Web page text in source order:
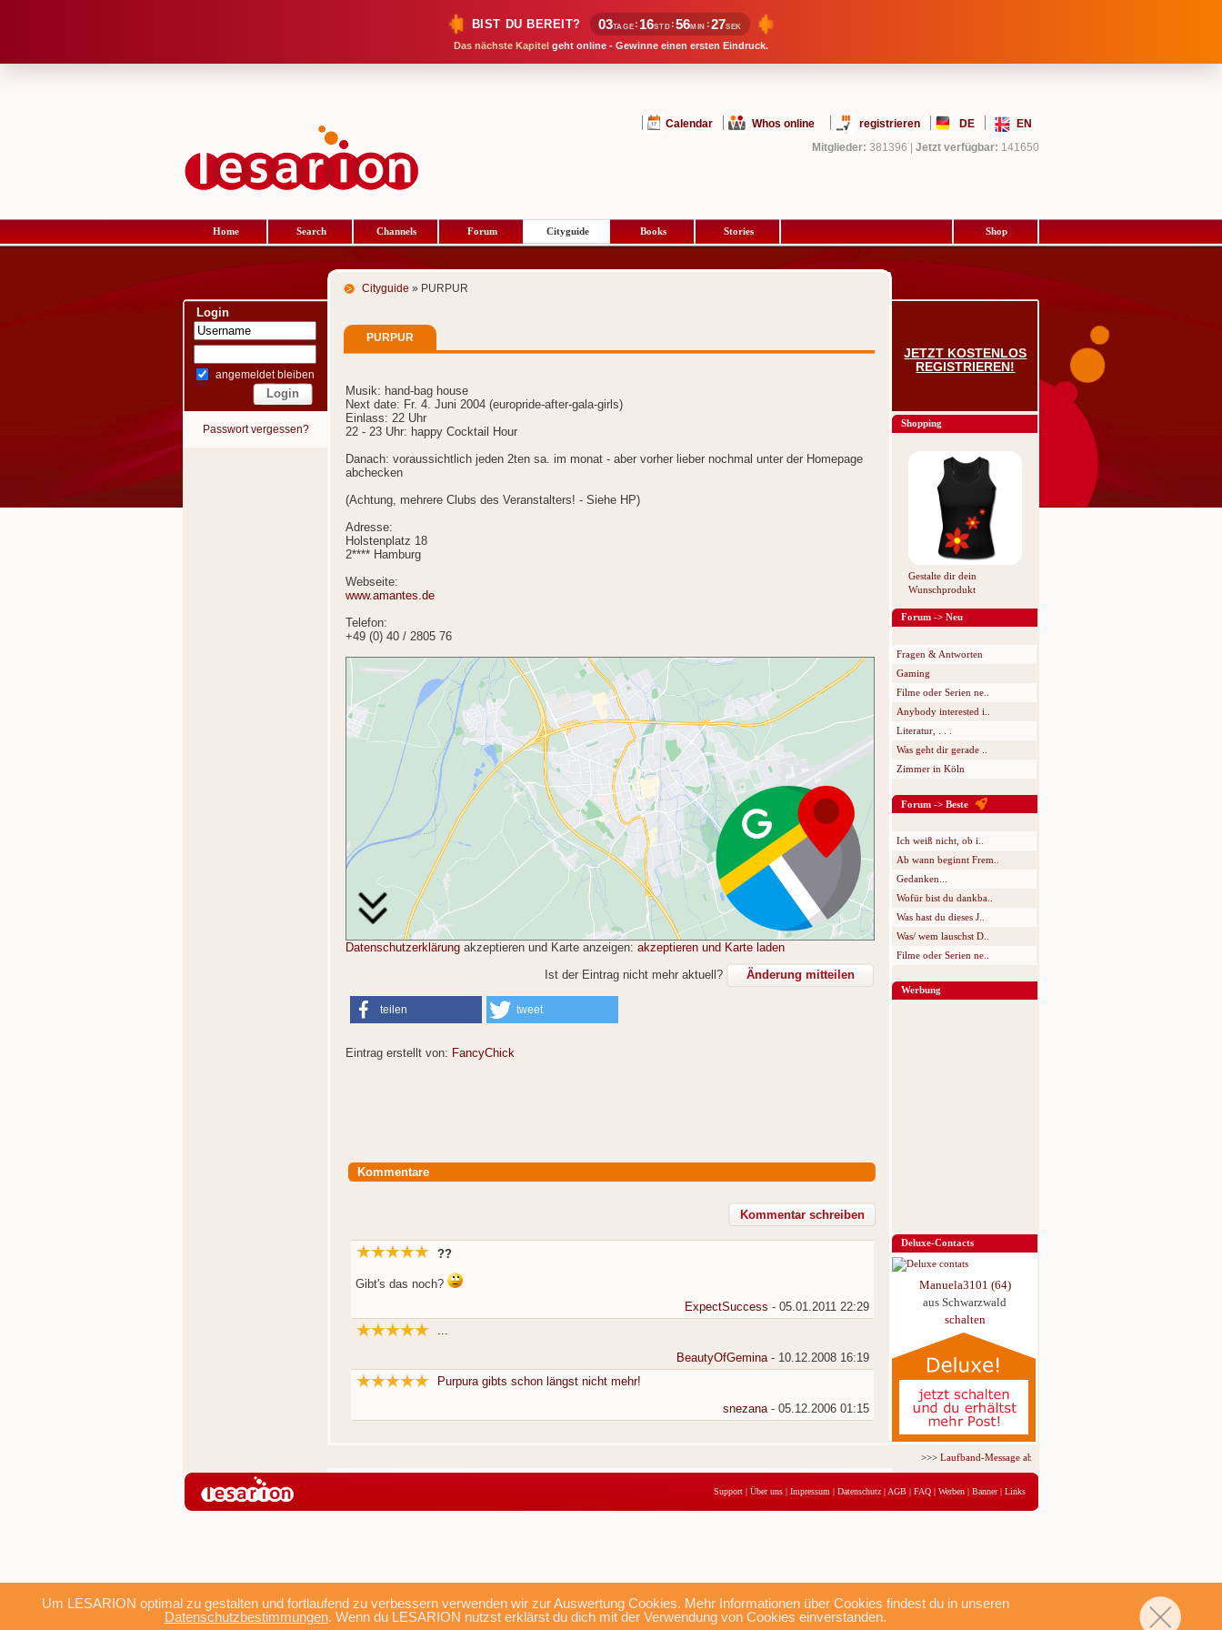
BIST DU BEREIT? 03TAGE : 16STD :56MIN :26SEK
Das nächste Kapitel geht online - Gewinne einen ersten Eindruck.
Um LESARION optimal zu gestalten und fortlaufend zu verbessern verwenden wir zur Auswertung Cookies. Mehr Informationen über Cookies findest du in unseren
Datenschutzbestimmungen. Wenn du LESARION nutzst erklärst du dich mit der Verwendung von Cookies einverstanden.
Calendar Whos online registrieren DE
EN
Mitglieder: 381396 Jetzt verfügbar: 141650
Home Search Channels Forum Cityguide Books Stories Shop
Login
angemeldet bleiben
Passwort vergessen?
Cityguide » PURPUR
PURPUR
Musik: hand-bag house
Next date: Fr. 4. Juni 2004 (europride-after-gala-girls)
Einlass: 22 Uhr
22 - 23 Uhr: happy Cocktail Hour
Danach: voraussichtlich jeden 2ten sa. im monat - aber vorher lieber nochmal unter der Homepage
abchecken
(Achtung, mehrere Clubs des Veranstalters! - Siehe HP)
Adresse:
Holstenplatz 18
2**** Hamburg
Webseite:
www.amantes.de
Telefon:
+49 (0) 40 / 2805 76
Datenschutzerklärung akzeptieren und Karte anzeigen: akzeptieren und Karte laden
Ist der Eintrag nicht mehr aktuell?
Änderung mitteilen
teilen tweet
Eintrag erstellt von: FancyChick
Kommentare
??
Gibt's das noch?
ExpectSuccess - 05.01.2011 22:29
...
BeautyOfGemina- 10.12.2008 16:19
Purpura gibts schon längst nicht mehr!
snezana- 05.12.2006 01:15
JETZT KOSTENLOS
REGISTRIEREN!
Shopping
Gestalte dir dein
Wunschprodukt
Forum -> Neu
Fragen & Antworten
Gaming
Filme oder Serien ne..
Anybody interested i..
Literatur, . . .
Was geht dir gerade ..
Zimmer in Köln
Forum -> Beste
Ich weiß nicht, ob i..
Ab wann beginnt Frem..
Gedanken...
Wofür bist du dankba..
Was hast du dieses J..
Was/ wem lauschst D..
Filme oder Serien ne..
Werbung
Deluxe-Contacts
Manuela3101 (64)
aus Schwarzwald
schalten
>>>Laufband-Message ab nur 5,95 € für 3 Tage!
Support | Über uns | Impressum | Datenschutz | AGB | FAQ | Werben | Banner| Links